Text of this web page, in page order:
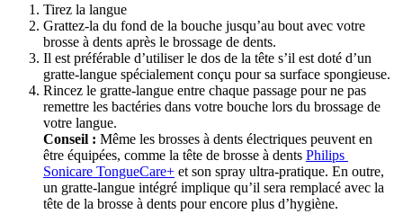
Tirez la langue
Grattez-la du fond de la bouche jusqu’au bout avec votre
brosse à dents après le brossage de dents.
Il est préférable d’utiliser le dos de la tête s’il est doté d’un
gratte-langue spécialement conçu pour sa surface spongieuse.
Rincez le gratte-langue entre chaque passage pour ne pas
remettre les bactéries dans votre bouche lors du brossage de
votre langue.
Conseil : Même les brosses à dents électriques peuvent en
être équipées, comme la tête de brosse à dents Philips
Sonicare TongueCare+ et son spray ultra-pratique. En outre,
un gratte-langue intégré implique qu’il sera remplacé avec la
tête de la brosse à dents pour encore plus d’hygiène.